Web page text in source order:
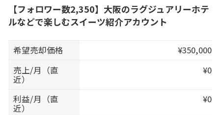
【フォロワー数2,350】大阪のラグジュアリーホテ
ルなどで楽しむスイーツ紹介アカウント
希望売却価格
¥350,000
売上/月（直
近）
¥0
利益/月（直
近）
¥0